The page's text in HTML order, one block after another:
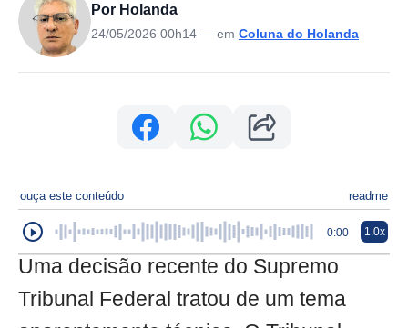
Por Holanda
24/05/2026 00h14 — em Coluna do Holanda
ouça este conteúdo readme
0:00 1.0x
Uma decisão recente do Supremo
Tribunal Federal tratou de um tema